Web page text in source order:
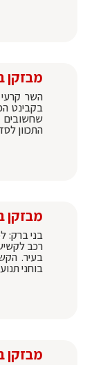
מבזקן
השר
בקבינט
התכוון
מבזקן
בני ברק:
רכב
בעיר.
בוחני
מבזקן